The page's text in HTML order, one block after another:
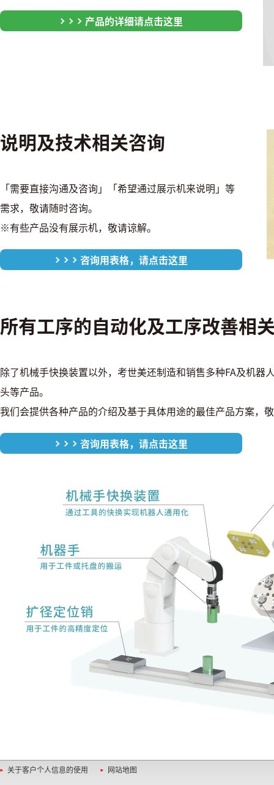
产品的详细请点击这里
说明及技术相关咨询
「需要直接沟通及咨询」「希望通过展示机来说明」等
需求，敬请随时咨询。
※有些产品没有展示机，敬请谅解。
咨询用表格，请点击这里
所有工序的自动化及工序改善相
除了机械手快换装置以外，考世美还制造和销售多种FA及机
头等产品。
我们会提供各种产品的介绍及基于具体用途的最佳产品方案，
咨询用表格，请点击这里
关于客户个人信息的使用 网站地图